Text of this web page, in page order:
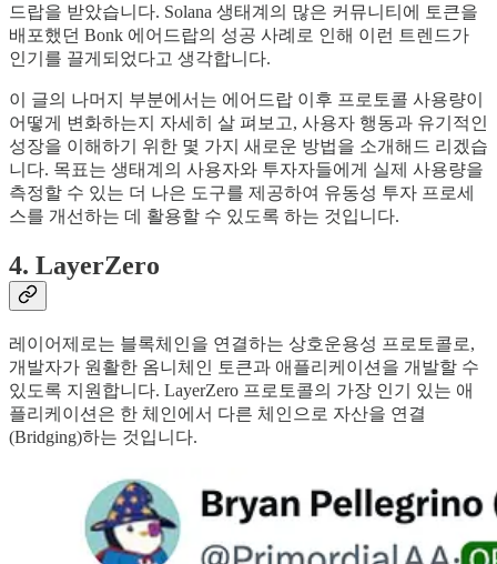
드랍을 받았습니다. Solana 생태계의 많은 커뮤니티에 토큰을
배포했던 Bonk 에어드랍의 성공 사례로 인해 이런 트렌드가
인기를 끌게되었다고 생각합니다.
이 글의 나머지 부분에서는 에어드랍 이후 프로토콜 사용량이
어떻게 변화하는지 자세히 살 펴보고, 사용자 행동과 유기적인
성장을 이해하기 위한 몇 가지 새로운 방법을 소개해드 리겠습
니다. 목표는 생태계의 사용자와 투자자들에게 실제 사용량을
측정할 수 있는 더 나은 도구를 제공하여 유동성 투자 프로세
스를 개선하는 데 활용할 수 있도록 하는 것입니다.
4. LayerZero
레이어제로는 블록체인을 연결하는 상호운용성 프로토콜로,
개발자가 원활한 옴니체인 토큰과 애플리케이션을 개발할 수
있도록 지원합니다. LayerZero 프로토콜의 가장 인기 있는 애
플리케이션은 한 체인에서 다른 체인으로 자산을 연결
(Bridging)하는 것입니다.